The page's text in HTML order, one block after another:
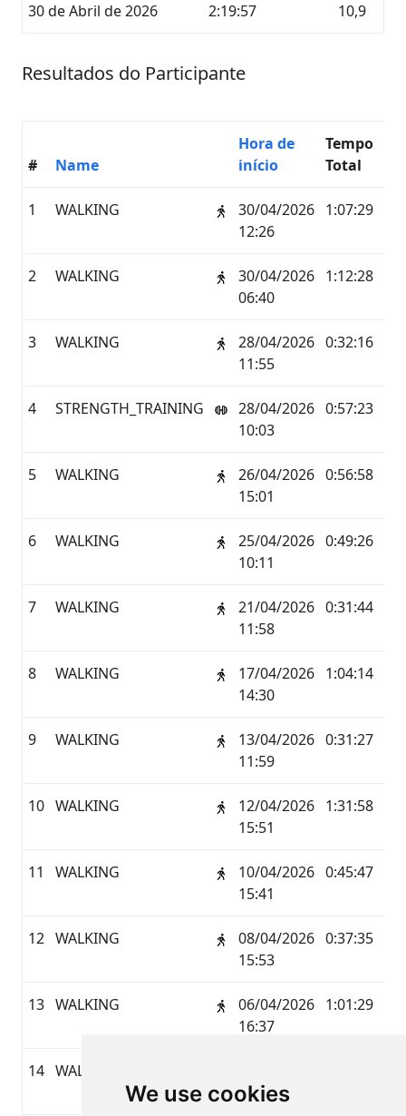
We use cookies
30 de Abril de 2026 2:19:57 10,9
Resultados do Participante
# Name
Hora de
início
Tempo
Total
1 WALKING
30/04/2026
12:26
1:07:29
2 WALKING
30/04/2026
06:40
1:12:28
3 WALKING
28/04/2026
11:55
0:32:16
4 STRENGTH_TRAINING
28/04/2026
10:03
0:57:23
5 WALKING
26/04/2026
15:01
0:56:58
6 WALKING
25/04/2026
10:11
0:49:26
7 WALKING
21/04/2026
11:58
0:31:44
8 WALKING
17/04/2026
14:30
1:04:14
9 WALKING
13/04/2026
11:59
0:31:27
10 WALKING
12/04/2026
15:51
1:31:58
11 WALKING
10/04/2026
15:41
0:45:47
12 WALKING
08/04/2026
15:53
0:37:35
13 WALKING
06/04/2026
16:37
1:01:29
14 WALKING
12:11